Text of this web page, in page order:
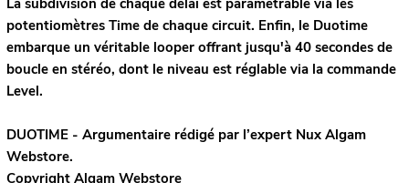
La subdivision de chaque délai est paramétrable via les
potentiomètres Time de chaque circuit. Enfin, le Duotime
embarque un véritable looper offrant jusqu'à 40 secondes de
boucle en stéréo, dont le niveau est réglable via la commande
Level.
DUOTIME - Argumentaire rédigé par l’expert NuxAlgam
Webstore.
Copyright Algam Webstore